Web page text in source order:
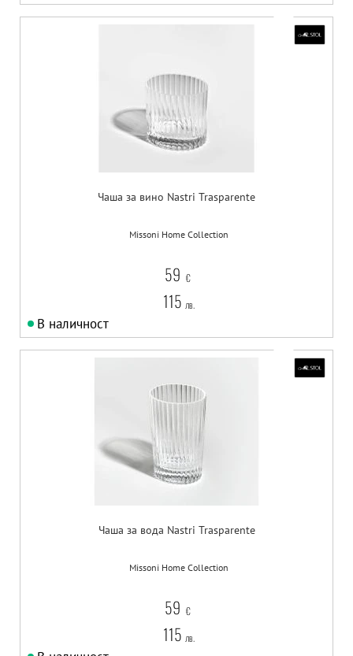
Чаша за вино Nastri Trasparente
Missoni Home Collection
59 €
115 лв.
В наличност
Чаша за вода Nastri Trasparente
Missoni Home Collection
59 €
115 лв.